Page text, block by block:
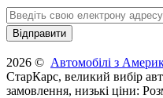
2026 © Автомобілі з
СтарКарс, великий вибір
замовлення, низькі ціни: